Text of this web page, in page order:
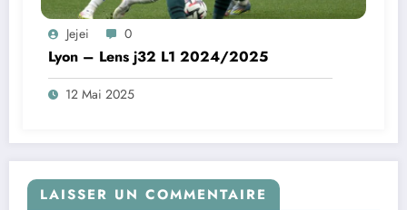
Jejei 0
Lyon – Lens j32 L1 2024/2025
12 Mai 2025
LAISSER UN COMMENTAIRE